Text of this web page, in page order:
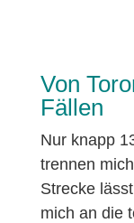
Von
Fällen
Nur knapp
trennen
Strecke
mich an die